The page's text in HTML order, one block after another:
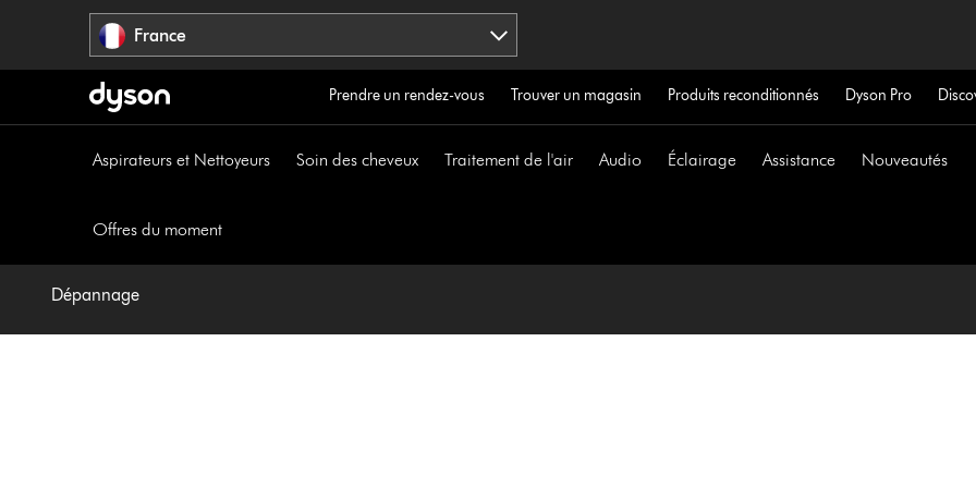
France
Prendre un rendez-vous Trouver un magasin Produits reconditionnés Dyson Pro
Aspirateurs et Nettoyeurs Soin des cheveux Traitement de l'air Audio Éclairage Assistance Nouveautés
Offres du moment
Dépannage